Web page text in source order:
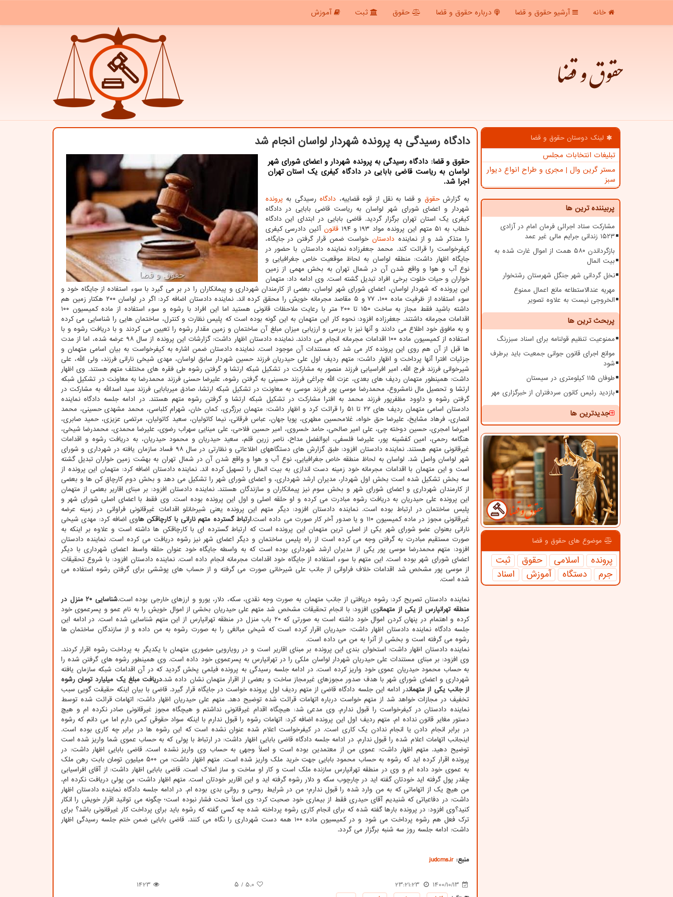
خانه آرشیو حقوق و قضا درباره حقوق و قضا حقوق ثبت آموزش
حقوق و قضا
لینک دوستان حقوق و قضا
تبلیغات انتخابات مجلس
مستر گرین وال | مجری و طراح انواع دیوار
سبز
پربیننده ترین ها
مشارکت ستاد اجرائی فرمان امام در آزادی
۱۵۲۳ زندانی جرایم مالی غیر عمد
بازگرداندن ۵۸۰ همت از اموال غارت شده به
بیت المال
نخل گردانی شهر جنگل شهرستان رشتخوار
مهریه عندالاستطاعه مانع اعمال ممنوع
الخروجی نیست به علاوه تصویر
پربحث ترین ها
ممنوعیت تنظیم قولنامه برای اسناد سبزرنگ
موانع اجرای قانون جوانی جمعیت باید برطرف
شود
طوفان ۱۱۵ کیلومتری در سیستان
بازدید رئیس کانون سردفتران از خبرگزاری مهر
جدیدترین ها
موضوع های حقوق و قضا
پرونده اسلامی حقوق
ثبت
جرم
دستگاه آموزش اسناد
دادگاه رسیدگی به پرونده شهردار لواسان انجام شد
حقوق و قضا: دادگاه رسیدگی به پرونده شهردار و اعضای شورای شهر
لواسان به ریاست قاضی بابایی در دادگاه کیفری یک استان تهران
اجرا شد.
به گزارشحقوق و قضا به نقل از قوه قضاییه، دادگاه رسیدگی به پرونده
شهردار و اعضای شورای شهر لواسان به ریاست قاضی بابایی در دادگاه
کیفری یک استان تهران برگزار گردید. قاضی بابایی در ابتدای این دادگاه
خطاب به ۵۱ متهم این پرونده مواد ۱۹۳ و ۱۹۴
قانون آئین دادرسی کیفری
را متذکر شد و از نماینده دادستان خواست ضمن قرار گرفتن در جایگاه،
کیفرخواست را قرائت کند. محمد جعفرزاده نماینده دادستان با حضور در
جایگاه اظهار داشت: منطقه لواسان به لحاظ موقعیت خاص جغرافیایی و
نوع آب و هوا و واقع شدن آن در شمال تهران به بخش مهمی از زمین
خواران و حیات خلوت برخی افراد تبدیل گشته است. وی ادامه داد: متهمان
این پرونده که شهردار لواسان، اعضای شورای شهر لواسان، بعضی از کارمندان شهرداری و پیمانکاران را در بر می گیرد با سوء استفاده از جایگاه خود و
سوء استفاده از ظرفیت ماده ۱۰۰، ۷۷ و ۵ مقاصد مجرمانه خویش را محقق کرده اند. نماینده دادستان اضافه کرد: اگر در لواسان ۲۰۰ هکتار زمین هم
داشته باشید فقط مجاز به ساخت ۱۵۰ تا ۲۰۰ متر با رعایت ملاحظات قانونی هستید اما این افراد با رشوه و سوء استفاده از ماده کمیسیون ۱۰۰
اقدامات مجرمانه داشتند. جعفرزاده افزود: نحوه کار این متهمان به این گونه بوده است که پلیس نظارت و کنترل، ساختمان هایی را شناسایی می کرده
و به مافوق خود اطلاع می دادند و آنها نیز با بررسی و ارزیابی میزان مبلغ آن ساختمان و زمین مقدار رشوه را تعیین می کردند و با دریافت رشوه و با
استفاده از کمیسیون ماده ۱۰۰ اقدامات مجرمانه انجام می دادند. نماینده دادستان اظهار داشت: گزارشات این پرونده از سال ۹۸ عرضه شده، اما از مدت
ها قبل از آن هم روی این پرونده کار می شد که مستندات آن موجود است. نماینده دادستان ضمن اشاره به کیفرخواست به بیان اسامی متهمان و
جزئیات افترا آنها پرداخت و اظهار داشت: متهم ردیف اول علی حیدریان فرزند حسین شهردار سابق لواسان، مهدی شیخی نارانی فرزند، ولی الله، علی
شیرخوانی فرزند فرج الله، امیر افراسیابی فرزند منصور به مشارکت در تشکیل شبکه ارتشا و گرفتن رشوه طی فقره های مختلف متهم هستند. وی اظهار
داشت: همینطور متهمان ردیف های بعدی، عزت الله چراغی فرزند حسینی به گرفتن رشوه، علیرضا حسنی فرزند محمدرضا به معاونت در تشکیل شبکه
ارتشا و تحصیل مال نامشروع، محمدرضا موسی پور فرزند موسی به معاونت در تشکیل شبکه ارتشا، صادق میربابایی فرزند سید اسدالله به مشارکت در
گرفتن رشوه و داوود مظفرپور فرزند محمد به افترا مشارکت در تشکیل شبکه ارتشا و گرفتن رشوه متهم هستند. در ادامه جلسه دادگاه نماینده
دادستان اسامی متهمان ردیف های ۲۲ تا ۵۱ را قرائت کرد و اظهار داشت: متهمان برزگری، کمان خان، شهرام کلباسی، محمد مشهدی حسینی، محمد
انصاری، فرهاد مشایخ، علیرضا حق خواه، غلامحسین مطهری، پویا جهان، عباس فرقانی، نیما کاتولیان، سعید کاتولیان، مرتضی عزیزی، حمید صابری،
امیرضا امجری، حسین دوخته چی، علی امیر صالحی، حامد خسروی، امیر حسین فلاحی، علی مینایی سهراب رضوی، علیرضا محمدی، محمدرضا شیخی،
هنگامه رحمی، امین کفشینه پور، علیرضا فلسفی، ابوالفضل مداح، ناصر زرین قلم، سعید حیدریان و محمود حیدریان، به دریافت رشوه و اقدامات
غیرقانونی متهم هستند. نماینده دادستان افزود: طبق گزارش های دستگاههای اطلاعاتی و نظارتی در سال ۹۸ فساد سازمان یافته در شهرداری و شورای
شهر لواسان واصل شد. لواسان به لحاظ منطقه خاص جغرافیایی، نوع آب و هوا و واقع شدن آن در شمال تهران به بهشت زمین خواران تبدیل گشته
است و این متهمان با اقدامات مجرمانه خود زمینه دست اندازی به بیت المال را تسهیل کرده اند. نماینده دادستان اضافه کرد: متهمان این پرونده از
سه بخش تشکیل شده است بخش اول شهردار، مدیران ارشد شهرداری، و اعضای شورای شهر را تشکیل می دهد و بخش دوم کارچاق کن ها و بعضی
از کارمندان شهرداری و اعضای شورای شهر و بخش سوم نیز پیمانکاران و سازندگان هستند. نماینده دادستان افزود: بر مبنای اقاریر بعضی از متهمان
این پرونده علی حیدریان به دریافت رشوه مبادرت می کرده و او حلقه اصلی و اول این پرونده بوده است. وی فقط با اعضای اصلی شورای شهر و
پلیس ساختمان در ارتباط بوده است. نماینده دادستان افزود: دیگر متهم این پرونده یعنی شیرخانلو اقدامات غیرقانونی فراوانی در زمینه عرضه
غیرقانونی مجوز در ماده کمیسیون ۱۱۰ و یا صدور آخر کار صورت می داده است.
ارتباط گسترده متهم نارانی با کارچاقکن هاوی اضافه کرد: مهدی شیخی
نارانی بعنوان عضو شورای شهر یکی از اصلی ترین متهمان این پرونده است که ارتباط گسترده ای با کارچاقکن ها داشته است و علاوه بر اینکه به
صورت مستقیم مبادرت به گرفتن وجه می کرده است از راه پلیس ساختمان و دیگر اعضای شهر نیز رشوه دریافت می کرده است. نماینده دادستان
افزود: متهم محمدرضا موسی پور یکی از مدیران ارشد شهرداری بوده است که به واسطه جایگاه خود عنوان حلقه واسط اعضای شهرداری با دیگر
اعضای شورای شهر بوده است. این متهم با سوء استفاده از جایگاه خود اقدامات مجرمانه انجام داده است. نماینده دادستان افزود: با شروع تحقیقات
از موسی پور مشخص شد اقدامات خلاف فراوانی از جانب علی شیرخانی صورت می گرفته و از حساب های پوششی برای گرفتن رشوه استفاده می
شده است.
نماینده دادستان تصریح کرد: رشوه دریافتی از جانب متهمان به صورت وجه نقدی، سکه، دلار، یورو و ارزهای خارجی بوده است.
شناسایی ۲۰ منزل در
منطقه تهرانپارس از یکی از متهمانوی افزود: با انجام تحقیقات مشخص شد متهم علی حیدریان بخشی از اموال خویش را به نام عمو و پسرعموی خود
کرده و اهتمام در پنهان کردن اموال خود داشته است به صورتی که ۲۰ باب منزل در منطقه تهرانپارس از این متهم شناسایی شده است. در ادامه این
جلسه دادگاه نماینده دادستان اظهار داشت: حیدریان اقرار کرده است که شیخی مبالغی را به صورت رشوه به من داده و از سازندگان ساختمان ها
رشوه می گرفته است و بخشی از آنرا به من می داده است.
نماینده دادستان اظهار داشت: استخوان بندی این پرونده بر مبنای اقاریر است و در رویارویی حضوری متهمان با یکدیگر به پرداخت رشوه اقرار کردند.
وی افزود: بر مبنای مستندات علی حیدریان شهردار لواسان ملکی را در تهرانپارس به پسرعموی خود داده است. وی همینطور رشوه های گرفتن شده را
به حساب محمود حیدریان عموی خود واریز کرده است. در ادامه جلسه رسیدگی به پرونده فیلمی پخش گردید که در آن اقدامات شبکه سازمان یافته
شهرداری و اعضای شورای شهر با هدف صدور مجوزهای غیرمجاز ساخت و بعضی از اقرار متهمان نشان داده شد.دریافت مبلغ یک میلیارد تومان رشوه
از جانب یکی از متهماندر ادامه این جلسه دادگاه قاضی از متهم ردیف اول پرونده خواست در جایگاه قرار گیرد. قاضی با بیان اینکه حقیقت گویی سبب
تخفیف در مجازات خواهد شد از متهم خواست درباره اتهامات قرائت شده توضیح دهد. متهم علی حیدریان اظهار داشت: اتهامات قرائت شده توسط
نماینده دادستان در کیفرخواست را قبول ندارم. وی مدعی شد: هیچگاه اقدام غیرقانونی نداشتم و هیچگاه مجوز غیرقانونی صادر نکرده ام و هیچ
دستور مغایر قانون نداده ام. متهم ردیف اول این پرونده اضافه کرد: اتهامات رشوه را قبول ندارم با اینکه سواد حقوقی کمی دارم اما می دانم که رشوه
در برابر انجام دادن یا انجام ندادن یک کاری است. در کیفرخواست اعلام شده عنوان نشده است که این رشوه ها در برابر چه کاری بوده است.
اینجانب اتهامات اعلام شده را قبول ندارم. در ادامه جلسه دادگاه قاضی بابایی اظهار داشت: در ارتباط با پولی که به حساب عموی شما واریز شده است
توضیح دهید. متهم اظهار داشت: عموی من از معتمدین بوده است و اصلاً وجهی به حساب وی واریز نشده است. قاضی بابایی اظهار داشت: در
پرونده اقرار کرده اید که رشوه به حساب محمود بابایی جهت خرید ملک واریز شده است. متهم اظهار داشت: من ۵۰۰ میلیون تومان بابت رهن ملک
به عموی خود داده ام و وی در منطقه تهرانپارس سازنده ملک است و کار او ساخت و ساز املاک است. قاضی بابایی اظهار داشت: از آقای افراسیابی
چقدر پول گرفته اید خودتان گفته اید در چارچوب سکه و دلار رشوه گرفته اید و این اقاریر خودتان است. متهم اظهار داشت: من پولی دریافت نکرده ام،
من هیچ یک از اتهاماتی که به من وارد شده را قبول ندارم؛ من در شرایط روحی و روانی بدی بوده ام. در ادامه جلسه دادگاه نماینده دادستان اظهار
داشت: در دفاعیاتی که شنیدیم آقای حیدری فقط از بیماری خود صحبت کرد؛ وی اصلاً تحت فشار نبوده است؛ چگونه می توانید اقرار خویش را انکار
کنید؟وی افزود: در پرونده بارها گفته شده که برای انجام کاری رشوه پرداخته شده چه کسی گفته که رشوه باید برای پرداخت کار غیرقانونی باشد؟ برای
ترک فعل هم رشوه پرداخت می شود و در کمیسیون ماده ۱۰۰ همه دست شهرداری را نگاه می کنند. قاضی بابایی ضمن ختم جلسه رسیدگی اظهار
داشت: ادامه جلسه روز سه شنبه برگزار می گردد.
منبع: judcms.ir
1400/10/13
23:21:23
5.0 / ۵
1423